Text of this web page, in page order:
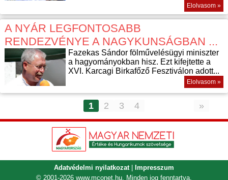
Elolvasom »
A NYÁR LEGFONTOSABB
RENDEZVÉNYE A NAGYKUNSÁGBAN ...
Fazekas Sándor fölművelésügyi miniszter
a hagyományokban hisz. Ezt kifejtette a
XVI. Karcagi Birkafőző Fesztiválon adott...
Elolvasom »
1 2 3 4 »
Adatvédelmi nyilatkozat|
Impresszum
© 2001-2026 www.mconet.hu. Minden jog fenntartva.